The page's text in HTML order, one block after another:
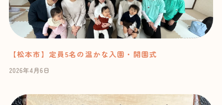
【松本市】定員5名の温かな入園・開園式
2026年4月6日